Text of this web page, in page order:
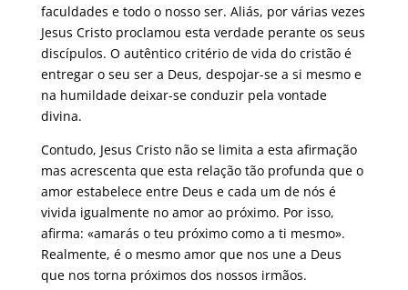
faculdades e todo o nosso ser. Aliás, por várias vezes
Jesus Cristo proclamou esta verdade perante os seus
discípulos. O autêntico critério de vida do cristão é
entregar o seu ser a Deus, despojar-se a si mesmo e
na humildade deixar-se conduzir pela vontade
divina.
Contudo, Jesus Cristo não se limita a esta afirmação
mas acrescenta que esta relação tão profunda que o
amor estabelece entre Deus e cada um de nós é
vivida igualmente no amor ao próximo. Por isso,
afirma: «amarás o teu próximo como a ti mesmo».
Realmente, é o mesmo amor que nos une a Deus
que nos torna próximos dos nossos irmãos.